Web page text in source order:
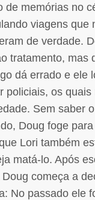
de memórias no
viagens que
de verdade.
tratamento, mas
dá errado e ele
policiais, os quais
Sem saber
Doug foge
Lori também
matá-lo. Após
começa a
No passado ele